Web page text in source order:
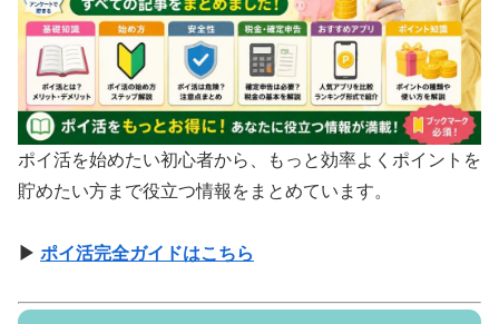
ポイ活を始めたい初心者から、もっと効率よくポイントを
貯めたい方まで役立つ情報をまとめています。
▶ ポイ活完全ガイドはこちら